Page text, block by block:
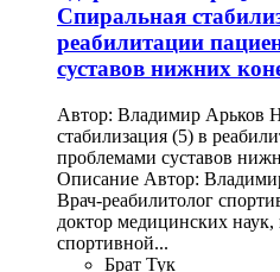
Спиральная
реабилитации
суставов нижних
Автор: Владимир Арьков
стабилизация (5) в
проблемами суставов
Описание Автор:
Врач-реабилитолог
доктор медицинских
спортивной...
Брат Тук